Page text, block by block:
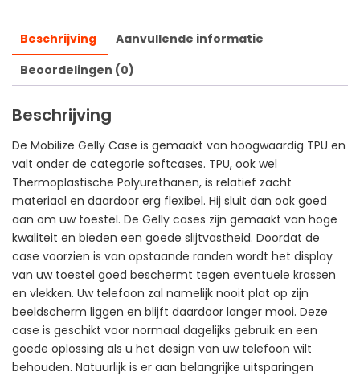
Beschrijving
Aanvullende informatie
Beoordelingen (0)
Beschrijving
De Mobilize Gelly Case is gemaakt van hoogwaardig TPU en
valt onder de categorie softcases. TPU, ook wel
Thermoplastische Polyurethanen, is relatief zacht
materiaal en daardoor erg flexibel. Hij sluit dan ook goed
aan om uw toestel. De Gelly cases zijn gemaakt van hoge
kwaliteit en bieden een goede slijtvastheid. Doordat de
case voorzien is van opstaande randen wordt het display
van uw toestel goed beschermt tegen eventuele krassen
en vlekken. Uw telefoon zal namelijk nooit plat op zijn
beeldscherm liggen en blijft daardoor langer mooi. Deze
case is geschikt voor normaal dagelijks gebruik en een
goede oplossing als u het design van uw telefoon wilt
behouden. Natuurlijk is er aan belangrijke uitsparingen